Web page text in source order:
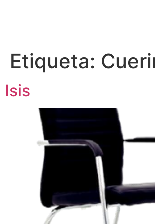
Etiqueta:
Isis